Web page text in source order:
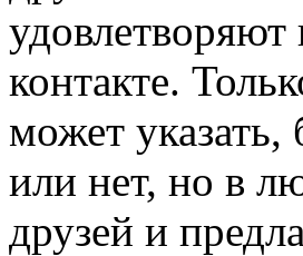
контакте.
может
или нет, но в
друзей и